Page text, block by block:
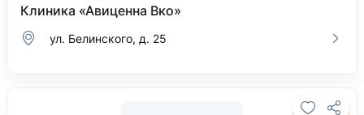
Клиника «Авиценна Вко»
ул. Белинского, д. 25